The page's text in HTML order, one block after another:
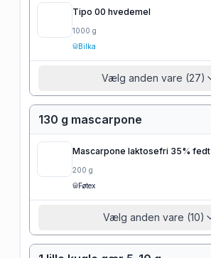
Tipo 00 hvedemel
1000 g
Bilka
Vælg anden vare (27)
130 g mascarpone
Mascarpone laktosefri 35% fedt
200 g
Føtex
Vælg anden vare (10)